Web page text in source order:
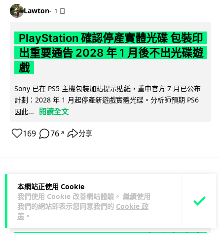
本網站正使用 Cookie
我們使用 Cookie 改善網站體驗。 繼續使用
我們的網站即表示您同意我們的 Cookie 政
策 。
Lawton 1 日
PlayStation 確認停產實體光碟 包裝印
出重要通告 2028 年 1 月後不出光碟遊
戲
Sony 已在 PS5 主機包裝加貼提示貼紙，重申官方 7 月已公布
計劃：2028 年 1 月起停產新遊戲實體光碟。分析師預期 PS6
因此...
閱讀全文
169 76 ↗ 分享
人工智能
Vin 1 日